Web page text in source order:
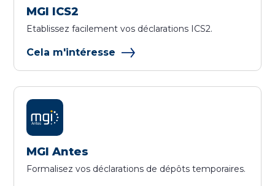
MGI ICS2
Etablissez facilement vos déclarations ICS2.
Cela m'intéresse
MGI Antes
Formalisez vos déclarations de dépôts temporaires.